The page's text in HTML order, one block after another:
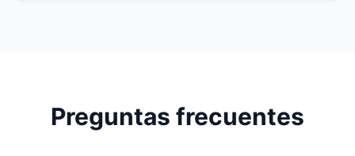
Preguntas frecuentes